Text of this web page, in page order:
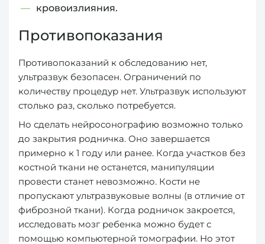
кровоизлияния.
Противопоказания
Противопоказаний к обследованию нет,
ультразвук безопасен. Ограничений по
количеству процедур нет. Ультразвук используют
столько раз, сколько потребуется.
Но сделать нейросонографию возможно только
до закрытия родничка. Оно завершается
примерно к 1 году или ранее. Когда участков без
костной ткани не останется, манипуляции
провести станет невозможно. Кости не
пропускают ультразвуковые волны (в отличие от
фиброзной ткани). Когда родничок закроется,
исследовать мозг ребенка можно будет с
помощью компьютерной томографии. Но этот